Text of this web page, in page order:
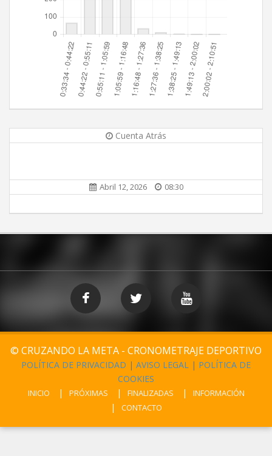
Cuenta Atrás
Abril 12, 2026 08:30
© CRUZANDO LA META - CRONOMETRAJE DEPORTIVO
POLÍTICA DE PRIVACIDAD | AVISO LEGAL | POLÍTICA DE
COOKIES
INICIO PRÓXIMAS FINALIZADAS
INFORMACIÓN
CONTACTO